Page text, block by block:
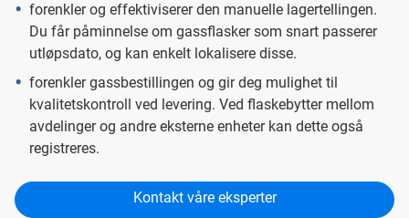
forenkler og effektiviserer den manuelle lagertellingen.
Du får påminnelse om gassflasker som snart passerer
utløpsdato, og kan enkelt lokalisere disse.
forenkler gassbestillingen og gir deg mulighet til
kvalitetskontroll ved levering. Ved flaskebytter mellom
avdelinger og andre eksterne enheter kan dette også
registreres.
Kontakt våre eksperter